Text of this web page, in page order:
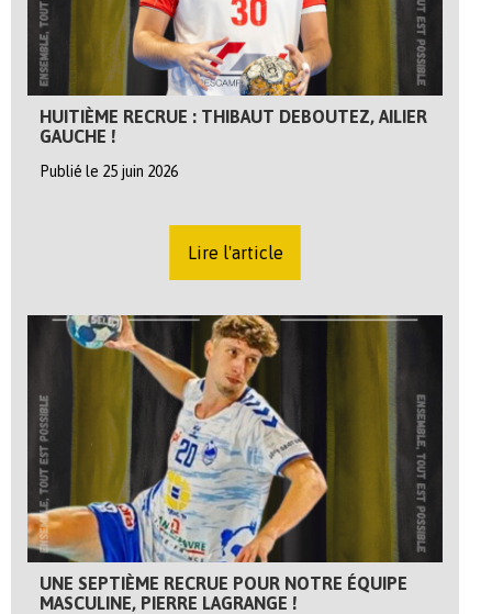
HUITIÈME RECRUE : THIBAUT DEBOUTEZ, AILIER
GAUCHE !
Publié le 25 juin 2026
Lire l'article
UNE SEPTIÈME RECRUE POUR NOTRE ÉQUIPE
MASCULINE, PIERRE LAGRANGE !